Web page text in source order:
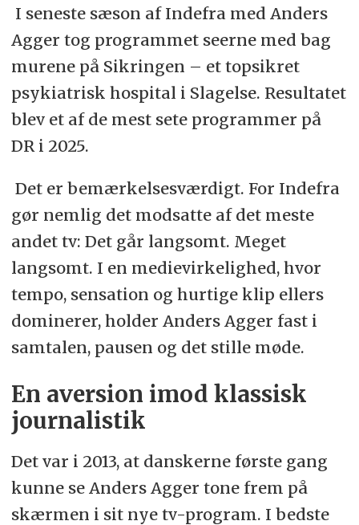
I seneste sæson af Indefra med Anders
Agger tog programmet seerne med bag
murene på Sikringen – et topsikret
psykiatrisk hospital i Slagelse. Resultatet
blev et af de mest sete programmer på
DR i 2025.
Det er bemærkelsesværdigt. For Indefra
gør nemlig det modsatte af det meste
andet tv: Det går langsomt. Meget
langsomt. I en medievirkelighed, hvor
tempo, sensation og hurtige klip ellers
dominerer, holder Anders Agger fast i
samtalen, pausen og det stille møde.
En aversion imod klassisk
journalistik
Det var i 2013, at danskerne første gang
kunne se Anders Agger tone frem på
skærmen i sit nye tv-program. I bedste